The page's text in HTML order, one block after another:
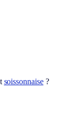
soissonnaise?